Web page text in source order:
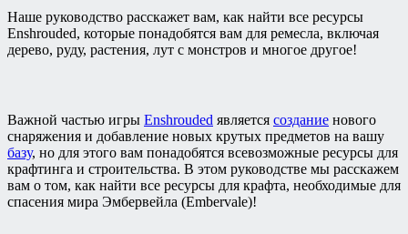
Наше руководство расскажет вам, как найти все ресурсы
Enshrouded, которые понадобятся вам для ремесла, включая
дерево, руду, растения, лут с монстров и многое другое!
Важной частью игры Enshrouded является создание нового
снаряжения и добавление новых крутых предметов на вашу
базу, но для этого вам понадобятся всевозможные ресурсы для
крафтинга и строительства. В этом руководстве мы расскажем
вам о том, как найти все ресурсы для крафта, необходимые для
спасения мира Эмбервейла (Embervale)!